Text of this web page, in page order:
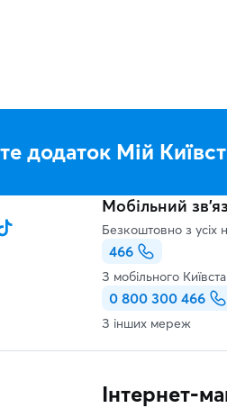
додаток Мій
Мобільний
Безкоштовно з усіх
466
З мобільного
0 800 300 466
З інших мереж
Інтернет-